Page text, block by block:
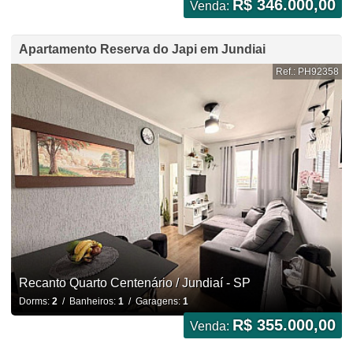
Venda: R$ 346.000,00
Apartamento Reserva do Japi em Jundiai
Ref.: PH92358
Recanto Quarto Centenário / Jundiaí - SP
Dorms: 2/ Banheiros: 1/ Garagens: 1
Venda: R$ 355.000,00